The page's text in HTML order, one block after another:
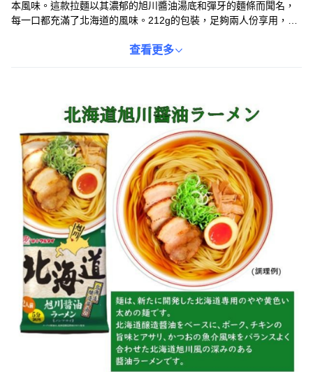
本風味。這款拉麵以其濃郁的旭川醬油湯底和彈牙的麵條而聞名，
每一口都充滿了北海道的風味。212g的包裝，足夠兩人份享用，非
能品嚐到美味的拉麵。無論是快速午餐還是宵夜，都是絕佳的選擇
查看更多